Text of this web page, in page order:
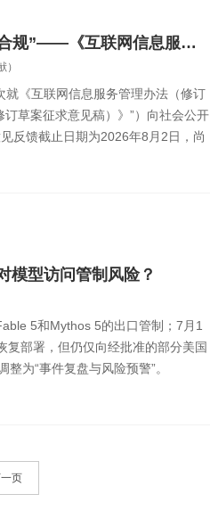
从“AI专项合规”走向“互联网基础合规”——《互联网信息服务管理办法（修订草案征求意见稿）》解读
《互联网信息服务管理办法（修订
草案征求意见稿）》”）向社会公开
反馈截止日期为2026年8月2日，尚
模型访问管制风险？
5和Mythos 5的出口管制；7月1
部署，但仍仅向经批准的部分美国
为“事件复盘与风险预警”。
页